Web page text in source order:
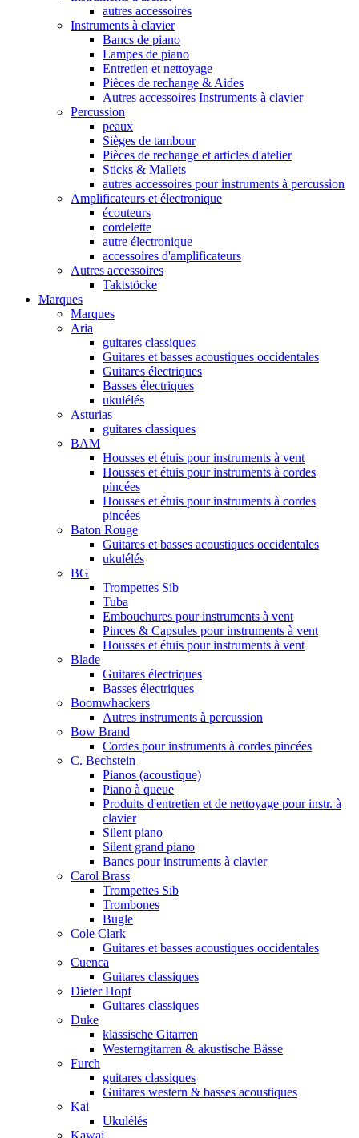
autres accessoires
Instruments à clavier
Bancs de piano
Lampes de piano
Entretien et nettoyage
Pièces de rechange & Aides
Autres accessoires Instruments à clavier
Percussion
peaux
Sièges de tambour
Pièces de rechange et articles d'atelier
Sticks & Mallets
autres accessoires pour instruments à percussion
Amplificateurs et électronique
écouteurs
cordelette
autre électronique
accessoires d'amplificateurs
Autres accessoires
Taktstöcke
Marques
Marques
Aria
guitares classiques
Guitares et basses acoustiques occidentales
Guitares électriques
Basses électriques
ukulélés
Asturias
guitares classiques
BAM
Housses et étuis pour instruments à vent
Housses et étuis pour instruments à cordes
pincées
Housses et étuis pour instruments à cordes
pincées
Baton Rouge
Guitares et basses acoustiques occidentales
ukulélés
BG
Trompettes Sib
Tuba
Embouchures pour instruments à vent
Pinces & Capsules pour instruments à vent
Housses et étuis pour instruments à vent
Blade
Guitares électriques
Basses électriques
Boomwhackers
Autres instruments à percussion
Bow Brand
Cordes pour instruments à cordes pincées
C. Bechstein
Pianos (acoustique)
Piano à queue
Produits d'entretien et de nettoyage pour instr. à
clavier
Silent piano
Silent grand piano
Bancs pour instruments à clavier
Carol Brass
Trompettes Sib
Trombones
Bugle
Cole Clark
Guitares et basses acoustiques occidentales
Cuenca
Guitares classiques
Dieter Hopf
Guitares classiques
Duke
klassische Gitarren
Westerngitarren & akustische Bässe
Furch
guitares classiques
Guitares western & basses acoustiques
Kai
Ukulélés
Kawai